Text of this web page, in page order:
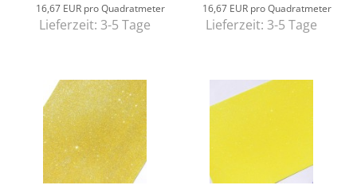
16,67 EUR pro Quadratmeter
Lieferzeit: 3-5 Tage
16,67 EUR pro Quadratmeter
Lieferzeit: 3-5 Tage